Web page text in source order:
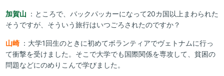
加賀山 ：ところで、バックパッカーになって20カ国以上まわられた
そうですが、そういう旅行はいつごろされたのですか？
山崎 ：大学1回生のときに初めてボランティアでヴェトナムに行っ
て衝撃を受けました。そこで大学でも国際関係を専攻して、貧困の
問題などにのめりこんで学びました。